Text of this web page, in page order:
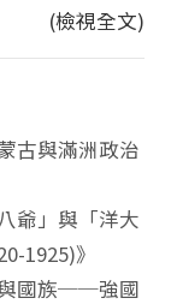
(檢視全文)
古與滿洲政治
爺」與「洋大
1925)》
與國族──強國